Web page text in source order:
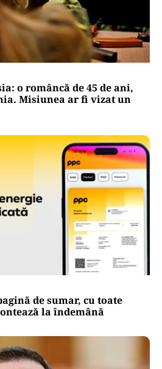
de metri de mese: cum a
World Records la
o româncă de 45 de ani,
Misiunea ar fi vizat un